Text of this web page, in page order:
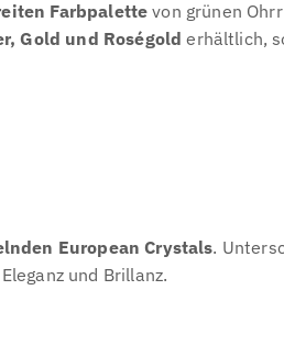
Farbpalette von grünen
Gold und Roségolderhältlich,
European Crystals.
und Brillanz.